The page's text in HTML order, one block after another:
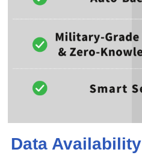
Data Availability